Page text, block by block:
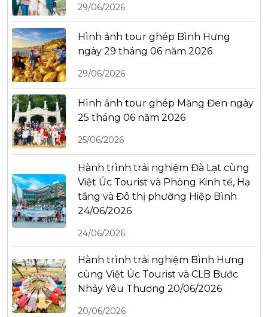
29/06/2026
Hình ảnh tour ghép Bình Hưng
ngày 29 tháng 06 năm 2026
29/06/2026
Hình ảnh tour ghép Măng Đen ngày
25 tháng 06 năm 2026
25/06/2026
Hành trình trải nghiệm Đà Lạt cùng
Việt Úc Tourist và Phòng Kinh tế, Hạ
tầng và Đô thị phường Hiệp Bình
24/06/2026
24/06/2026
Hành trình trải nghiệm Bình Hưng
cùng Việt Úc Tourist và CLB Bước
Nhảy Yêu Thương 20/06/2026
20/06/2026